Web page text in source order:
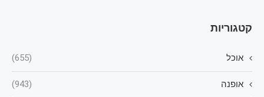
קטגוריות
אוכל (655)
אופנה (943)